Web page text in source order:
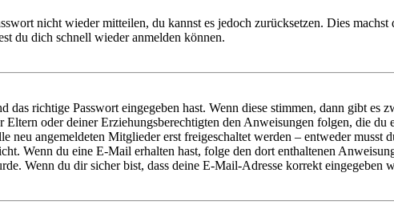
nicht wieder mitteilen, du kannst es jedoch zurücksetzen. Dies
du dich schnell wieder anmelden können.
das richtige Passwort eingegeben hast. Wenn diese stimmen, dann gibt es
Eltern oder deiner Erziehungsberechtigten den Anweisungen folgen, die
neu angemeldeten Mitglieder erst freigeschaltet werden – entweder musst
Wenn du eine E-Mail erhalten hast, folge den dort enthaltenen
Wenn du dir sicher bist, dass deine E-Mail-Adresse korrekt eingegeben